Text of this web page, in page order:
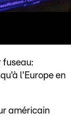
fuseau:
l'Europe en
américain